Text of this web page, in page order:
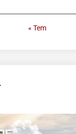
« Tem